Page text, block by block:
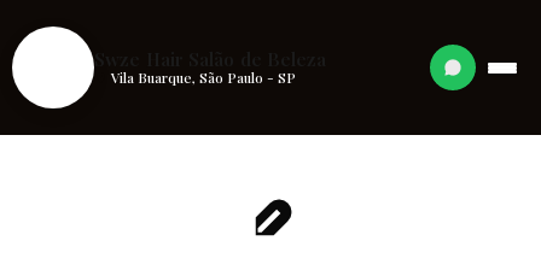
Vila Buarque, São Paulo - SP